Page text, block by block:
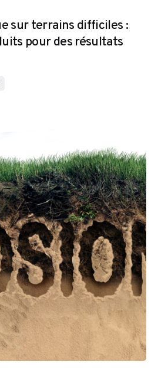
sur terrains difficiles :
pour des résultats